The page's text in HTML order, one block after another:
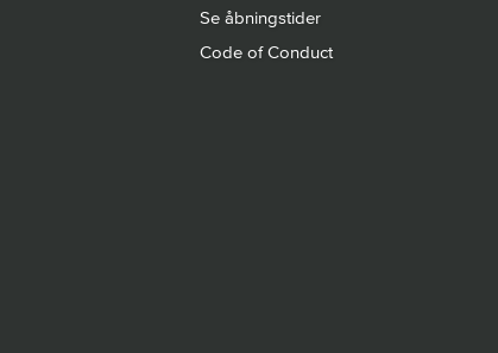
Se åbningstider
Code of Conduct